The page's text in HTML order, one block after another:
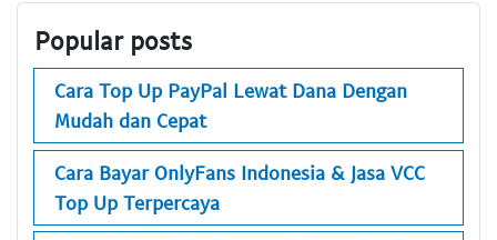
Popular posts
Cara Top Up PayPal Lewat Dana Dengan
Mudah dan Cepat
Cara Bayar OnlyFans Indonesia & Jasa VCC
Top Up Terpercaya